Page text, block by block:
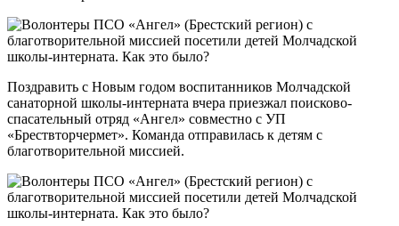
Поздравить с Новым годом воспитанников Молчадской
санаторной школы-интерната вчера приезжал поисково-
спасательный отряд «Ангел» совместно с УП
«Брествторчермет». Команда отправилась к детям с
благотворительной миссией.